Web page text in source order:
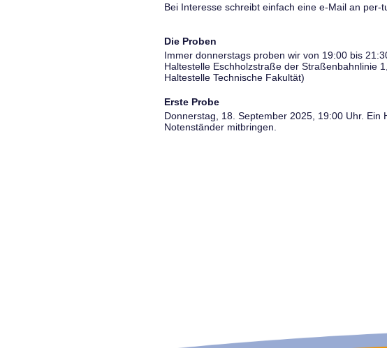
Bei Interesse schreibt einfach eine e-Mail an
Die Proben
Immer donnerstags proben wir von 19:00 bis
Haltestelle Eschholzstraße der Straßenbahnlinie
Haltestelle Technische Fakultät)
Erste Probe
Donnerstag, 18. September 2025, 19:00 Uhr.
Notenständer mitbringen.